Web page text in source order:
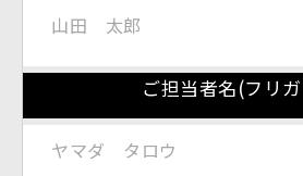
ご担当者名(フリ